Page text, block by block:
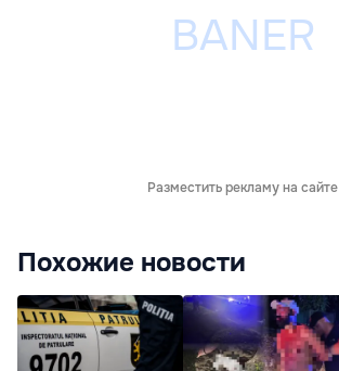
Разместить рекламу на сайте
Похожие новости